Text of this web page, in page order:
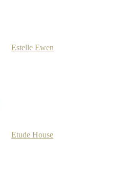
Estelle Ewen
Etude House